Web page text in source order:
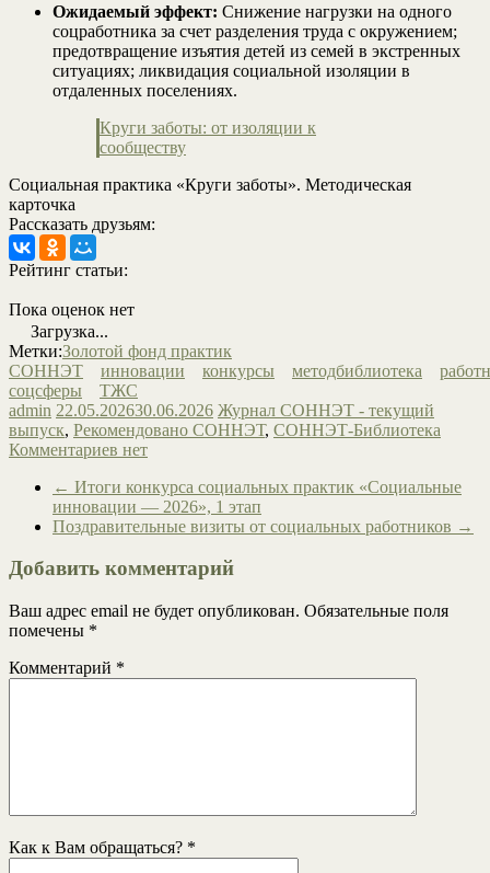
Ожидаемый эффект: Снижение нагрузки на одного
соцработника за счет разделения труда с окружением;
предотвращение изъятия детей из семей в экстренных
ситуациях; ликвидация социальной изоляции в
отдаленных поселениях.
Круги заботы: от изоляции к
сообществу
Социальная практика «Круги заботы». Методическая
карточка
Рассказать друзьям:
Рейтинг статьи:
Пока оценок нет
Загрузка...
Метки:Золотой фонд практик
СОННЭТ
инновации конкурсы методбиблиотека
соцсферы
ТЖС
admin 22.05.202630.06.2026 Журнал СОННЭТ - текущий
выпуск, Рекомендовано СОННЭТ, СОННЭТ-Библиотека
Комментариев нет
← Итоги конкурса социальных практик «Социальные
инновации — 2026», 1 этап
Поздравительные визиты от социальных работников →
Добавить комментарий
Ваш адрес email не будет опубликован. Обязательные поля
помечены *
Комментарий *
Как к Вам обращаться? *